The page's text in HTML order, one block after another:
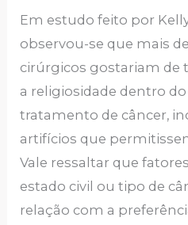
Em estudo feito por
observou-se que mais
cirúrgicos gostariam de
a religiosidade dentro
tratamento de câncer,
artifícios que
Vale ressaltar que
estado civil ou tipo de
relação com a